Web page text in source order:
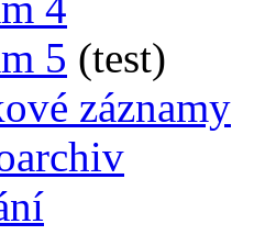
5 (test)
záznamy